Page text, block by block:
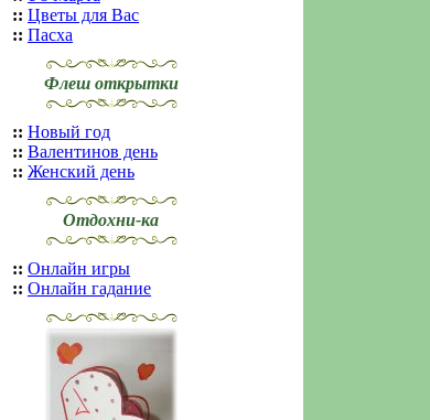
:: Цветы для Вас
:: Пасха
Флеш открытки
:: Новый год
:: Валентинов день
:: Женский день
Отдохни-ка
:: Онлайн игры
:: Онлайн гадание